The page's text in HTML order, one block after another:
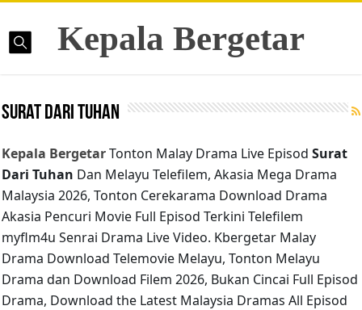
Kepala Bergetar
Surat Dari Tuhan
Kepala BergetarTonton Malay Drama Live EpisodSurat
Dari Tuhan Dan Melayu Telefilem, Akasia Mega Drama
Malaysia 2026, Tonton Cerekarama Download Drama
Akasia Pencuri Movie Full Episod Terkini Telefilem
myflm4u Senrai Drama Live Video. Kbergetar Malay
Drama Download Telemovie Melayu, Tonton Melayu
Drama dan Download Filem 2026, Bukan Cincai Full Episod
Drama, Download the Latest Malaysia Dramas All Episod